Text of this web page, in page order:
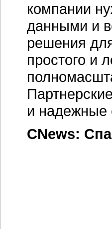
компании
данными и
решения
простого и
и надежные
CNews: